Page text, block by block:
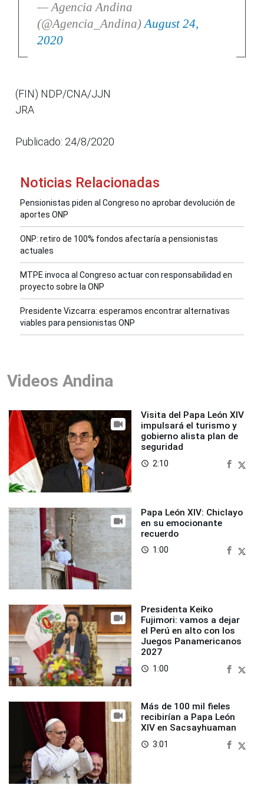
— Agencia Andina
(@Agencia_Andina) August 24,
2020
(FIN) NDP/CNA/JJN
JRA
Publicado: 24/8/2020
Noticias Relacionadas
Pensionistas piden al Congreso no aprobar devolución de
aportes ONP
ONP: retiro de 100% fondos afectaría a pensionistas
actuales
MTPE invoca al Congreso actuar con responsabilidad en
proyecto sobre la ONP
Presidente Vizcarra: esperamos encontrar alternativas
viables para pensionistas ONP
Videos Andina
Visita del Papa León XIV
impulsará el turismo y
gobierno alista plan de
seguridad
access_time 2:10
Papa León XIV: Chiclayo
en su emocionante
recuerdo
access_time 1:00
Presidenta Keiko
Fujimori: vamos a dejar
el Perú en alto con los
Juegos Panamericanos
2027
access_time 1:00
Más de 100 mil fieles
recibirían a Papa León
XIV en Sacsayhuaman
access_time 3:01